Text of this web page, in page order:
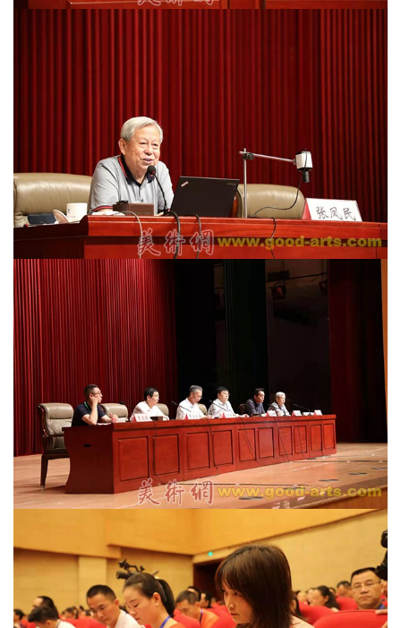
法
究
法
欣
赏
砚
边
夜
美
术
图
库
容
寫